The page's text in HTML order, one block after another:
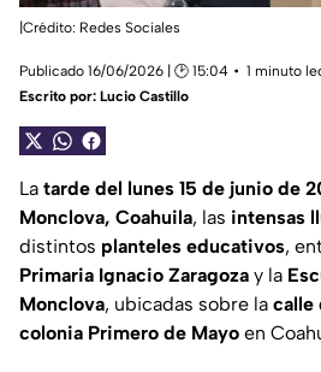
|Crédito: Redes Sociales
Publicado 16/06/2026 | 🕑 15:04
1 minuto
Escrito por: Lucio Castillo
La tarde del lunes 15 de junio de
Monclova, Coahuila, las intensas
distintos planteles educativos,
Primaria Ignacio Zaragoza y la
Monclova, ubicadas sobre la calle
colonia Primero de Mayo en